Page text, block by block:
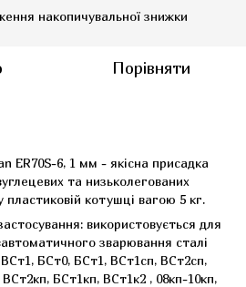
накопичувальної знижки
Порівняти
ER70S-6, 1 мм - якісна присадка
та низьколегованих
пластиковій котушці вагою 5 кг.
використовується для
зварювання сталі
БСт0, БСт1, ВСт1сп, ВСт2сп,
БСт1кп, ВСт1к2 , 08кп-10кп,